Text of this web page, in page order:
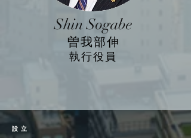
Shin Sogabe
​曽我部伸
執行役員
設立